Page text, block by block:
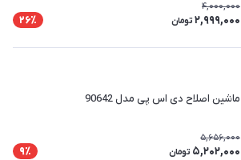
4,000,000
2,999,000 تومان 26٪
ماشین اصلاح دی اس پی مدل 90642
5,656,000
5,202,000 تومان 9٪